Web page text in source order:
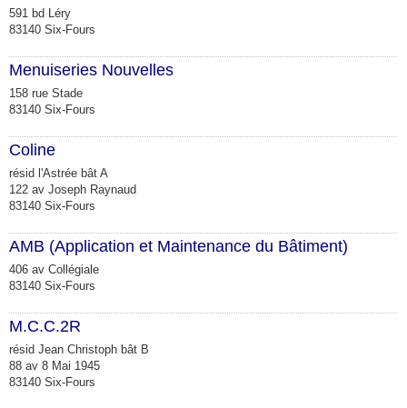
591 bd Léry
83140 Six-Fours
Menuiseries Nouvelles
158 rue Stade
83140 Six-Fours
Coline
résid l'Astrée bât A
122 av Joseph Raynaud
83140 Six-Fours
AMB (Application et Maintenance du Bâtiment)
406 av Collégiale
83140 Six-Fours
M.C.C.2R
résid Jean Christoph bât B
88 av 8 Mai 1945
83140 Six-Fours